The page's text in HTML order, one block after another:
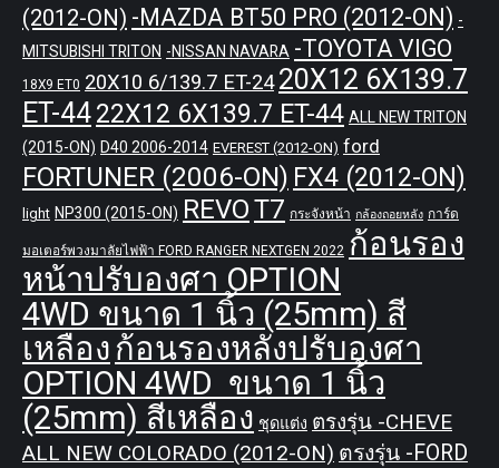
(2012-ON) -MAZDA BT50 PRO (2012-ON) -
MITSUBISHI TRITON -NISSAN NAVARA -TOYOTA VIGO
18X9 ET0 20X10 6/139.7 ET-24 20X12 6X139.7
ET-4422X12 6X139.7 ET-44 ALL NEW TRITON
(2015-ON) D40 2006-2014 EVEREST (2012-ON) ford
FORTUNER (2006-ON) FX4 (2012-ON)
light NP300 (2015-ON) REVOT7 กระจังหน้า กล้องถอยหลัง การ์ด
มอเตอร์พวงมาลัยไฟฟ้า FORD RANGER NEXTGEN 2022 ก้อนรอง
หน้าปรับองศา OPTION
4WD ขนาด 1 นิ้ว (25mm) สี
เหลือง ก้อนรองหลังปรับองศา
OPTION 4WD ขนาด 1 นิ้ว
(25mm) สีเหลือง ชุดแต่ง ตรงรุ่น -CHEVE
ALL NEW COLORADO (2012-ON) ตรงรุ่น -FORD